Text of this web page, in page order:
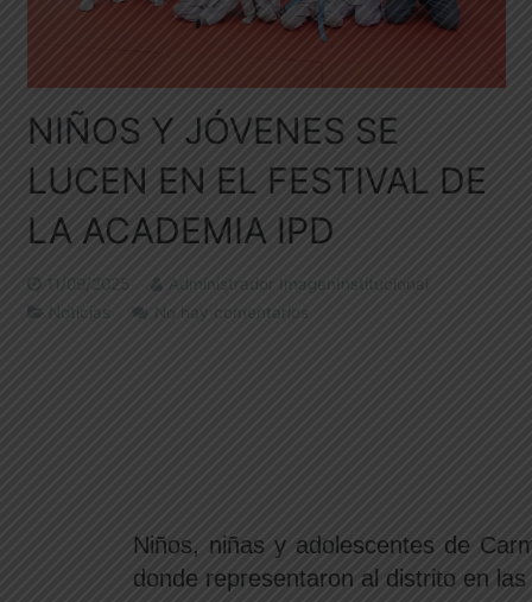
NIÑOS Y JÓVENES SE
LUCEN EN EL FESTIVAL DE
LA ACADEMIA IPD
11/09/2025
Administrador ImagenInstitucional
Noticias
No hay comentarios
Niños, niñas y adolescentes de
donde representaron al distrito en